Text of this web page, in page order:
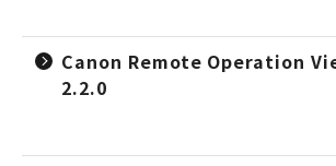
Canon Remote Operation
2.2.0